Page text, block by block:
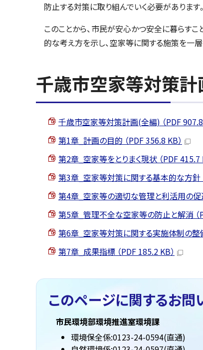
防止する対策に取り組んでいく必要があります。
このことから、市民が安心かつ安全に暮らす
的な考え方を示し、空家等に関する施策を一
千歳市空家等対策計
千歳市空家等対策計画(全編) （PDF 907.8
第1章_計画の目的 （PDF 356.8 KB）
第2章_空家等をとりまく現状 （PDF 415.7
第3章_空家等対策に関する基本的な方針
第4章_空家等の適切な管理と利活用の促
第5章_管理不全な空家等の防止と解消 （
第6章_空家等対策に関する実施体制の整
第7章_成果指標 （PDF 185.2 KB）
このページに関するお問
市民環境部環境推進室環境課
環境保全係:0123-24-0594(直通)